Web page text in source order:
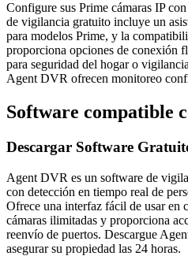
Configure sus Prime cámaras IP
de vigilancia gratuito incluye un
para modelos Prime, y la
proporciona opciones de conexión
para seguridad del hogar o
Agent DVR ofrecen monitoreo
Software compatible
Descargar Software
Agent DVR es un software de
con detección en tiempo real de
Ofrece una interfaz fácil de usar en
cámaras ilimitadas y proporciona
reenvío de puertos. Descargue
asegurar su propiedad las 24 horas.